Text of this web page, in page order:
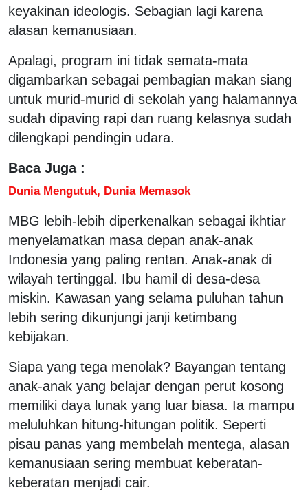
keyakinan ideologis. Sebagian lagi karena
alasan kemanusiaan.
Apalagi, program ini tidak semata-mata
digambarkan sebagai pembagian makan siang
untuk murid-murid di sekolah yang halamannya
sudah dipaving rapi dan ruang kelasnya sudah
dilengkapi pendingin udara.
Baca Juga :
Dunia Mengutuk, Dunia Memasok
MBG lebih-lebih diperkenalkan sebagai ikhtiar
menyelamatkan masa depan anak-anak
Indonesia yang paling rentan. Anak-anak di
wilayah tertinggal. Ibu hamil di desa-desa
miskin. Kawasan yang selama puluhan tahun
lebih sering dikunjungi janji ketimbang
kebijakan.
Siapa yang tega menolak? Bayangan tentang
anak-anak yang belajar dengan perut kosong
memiliki daya lunak yang luar biasa. Ia mampu
meluluhkan hitung-hitungan politik. Seperti
pisau panas yang membelah mentega, alasan
kemanusiaan sering membuat keberatan-
keberatan menjadi cair.